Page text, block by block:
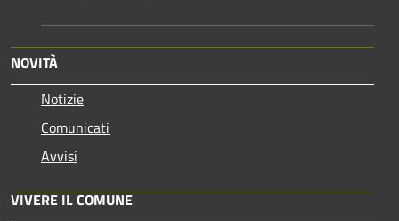
NOVITÀ
Notizie
Comunicati
Avvisi
VIVERE IL COMUNE